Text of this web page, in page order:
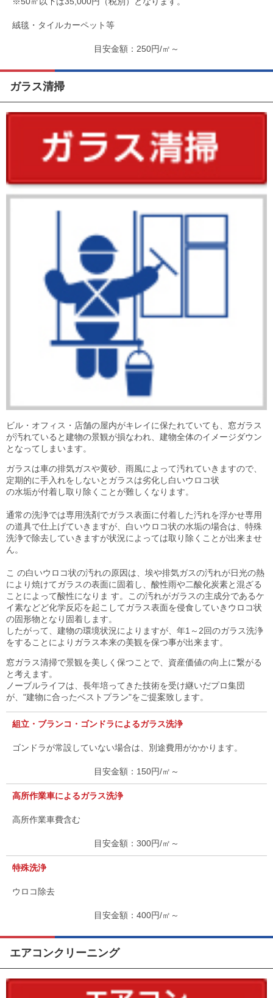
絨毯・タイルカーペット等
250円/㎡～
ガラス清掃
ビル・オフィス・店舗の屋内がキレイに保たれていても、窓ガラス
が汚れていると建物の景観が損なわれ、建物全体のイメージダウン
となってしまいます。
ガラスは車の排気ガスや黄砂、雨風によって汚れていきますので、
定期的に手入れをしないとガラスは劣化し白いウロコ状
の水垢が付着し取り除くことが難しくなります。
通常の洗浄では専用洗剤でガラス表面に付着した汚れを浮かせ専用
の道具で仕上げていきますが、白いウロコ状の水垢の場合は、特殊
洗浄で除去していきますが状況によっては取り除くことが出来ませ
ん。
こ の白いウロコ状の汚れの原因は、埃や排気ガスの汚れが日光の熱
により焼けてガラスの表面に固着し、酸性雨や二酸化炭素と混ざる
ことによって酸性になりま す。この汚れがガラスの主成分であるケ
イ素などど化学反応を起こしてガラス表面を侵食していきウロコ状
の固形物となり固着します。
したがって、建物の環境状況によりますが、年1～2回のガラス洗浄
をすることによりガラス本来の美観を保つ事が出来ます。
窓ガラス清掃で景観を美しく保つことで、資産価値の向上に繋がる
と考えます。
ノーブルライフは、長年培ってきた技術を受け継いだプロ集団
が、"建物に合ったベストプラン"をご提案致します。
組立・ブランコ・ゴンドラによるガラス洗浄
ゴンドラが常設していない場合は、別途費用がかかります。
150円/㎡～
高所作業車によるガラス洗浄
高所作業車費含む
300円/㎡～
特殊洗浄
ウロコ除去
400円/㎡～
エアコンクリーニング